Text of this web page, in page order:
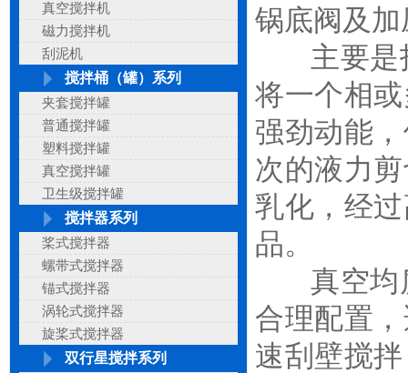
真空搅拌机
磁力搅拌机
刮泥机
搅拌桶（罐）系列
夹套搅拌罐
普通搅拌罐
塑料搅拌罐
真空搅拌罐
卫生级搅拌罐
搅拌器系列
桨式搅拌器
螺带式搅拌器
锚式搅拌器
涡轮式搅拌器
旋桨式搅拌器
双行星搅拌系列
锅底阀及
主要是指
将一个相
强劲动能
次的液力
乳化，经
品。
真空均质
合理配置
速刮壁搅